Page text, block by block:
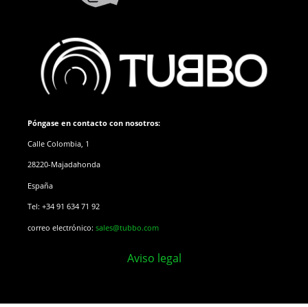
Póngase en contacto con nosotros:
Calle Colombia, 1
28220-Majadahonda
España
Tel: +34 91 634 71 92
correo electrónico: sales@tubbo.com
Aviso legal